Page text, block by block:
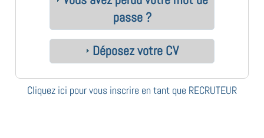
passe ?
Déposez votre CV
Cliquez ici pour vous inscrire en tant que RECRUTEUR